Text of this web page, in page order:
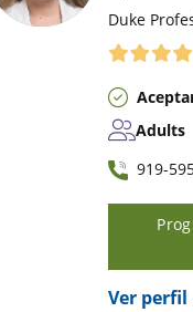
Duke
Adults
919-
Ver perfil